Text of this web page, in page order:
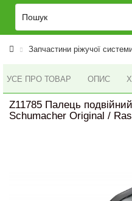
Запчастини ріжучої
УСЕ ПРО ТОВАР ОПИС
Z11785 Палець
Schumacher Original /